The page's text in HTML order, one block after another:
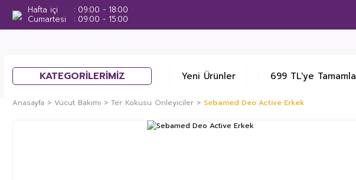
Hafta içi
09:00 - 18:00
Cumartesi
09:00 - 15:00
KATEGORİLERİMİZ Yeni Ürünler 699 TL'ye Tamamla
Anasayfa Vücut Bakımı Ter Kokusu Önleyiciler Sebamed Deo Active Erkek